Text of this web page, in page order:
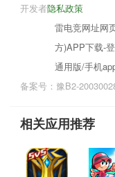
隐私政策
开发者
雷电竞网址网
方)APP下载-
通用版/手机
备案号：豫B2-
相关应用推荐